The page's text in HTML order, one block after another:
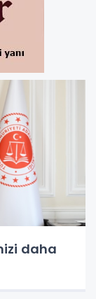
daha